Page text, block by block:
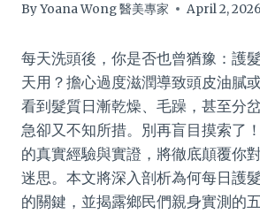
ByYoana Wong 醫美專家 April 2, 2026
每天洗頭後，你是否也曾猶豫：護
天用？擔心過度滋潤導致頭皮油膩
看到髮質日漸乾燥、毛躁，甚至分
急卻又不知所措。別再盲目摸索了
的真實經驗與實證，將徹底顛覆你
迷思。本文將深入剖析為何每日護
的關鍵，並揭露鄉民們親身實測的